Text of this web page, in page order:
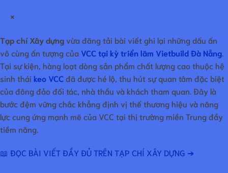
×
Tạp chí Xây dựngvừa đăng tải bài viết ghi lại những dấu ấn
vô cùng ấn tượng của VCC tại kỳ triển lãm Vietbuild Đà Nẵng
Tại sự kiện, hàng loạt dòng sản phẩm chất lượng cao thuộc hệ
sinh thái keo VCC đã được hé lộ, thu hút sự quan tâm đặc biệt
của đông đảo đối tác, nhà thầu và khách tham quan. Đây là
bước đệm vững chắc khẳng định vị thế thương hiệu và năng
lực cung ứng mạnh mẽ của VCC tại thị trường miền Trung đầy
tiềm năng.
📖 ĐỌC BÀI VIẾT ĐẦY ĐỦ TRÊN TẠP CHÍ XÂY DỰNG ➔